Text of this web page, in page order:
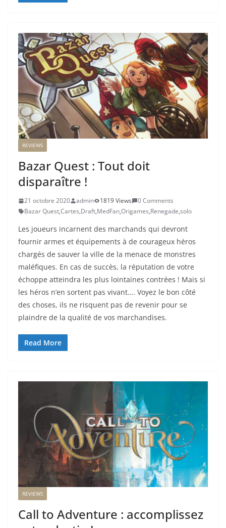
REVIEWS
Bazar Quest : Tout doit
disparaître !
21 octobre 2020 admin 1819 Views
0 Comments
Bazar Quest,Cartes,Draft,MedFan,Origames,Renegade,solo
Les joueurs incarnent des marchands qui devront
fournir armes et équipements à de courageux héros
chargés de sauver la ville de la menace de monstres
maléfiques. En cas de succès, la réputation de votre
échoppe atteindra les plus lointaines contrées ! Mais si
les héros n’en sortent pas vivant…. Voyez le bon côté
des choses, ils ne risquent pas de revenir pour se
plaindre de la qualité de vos marchandises.
Read More
REVIEWS
Call to Adventure : accomplissez